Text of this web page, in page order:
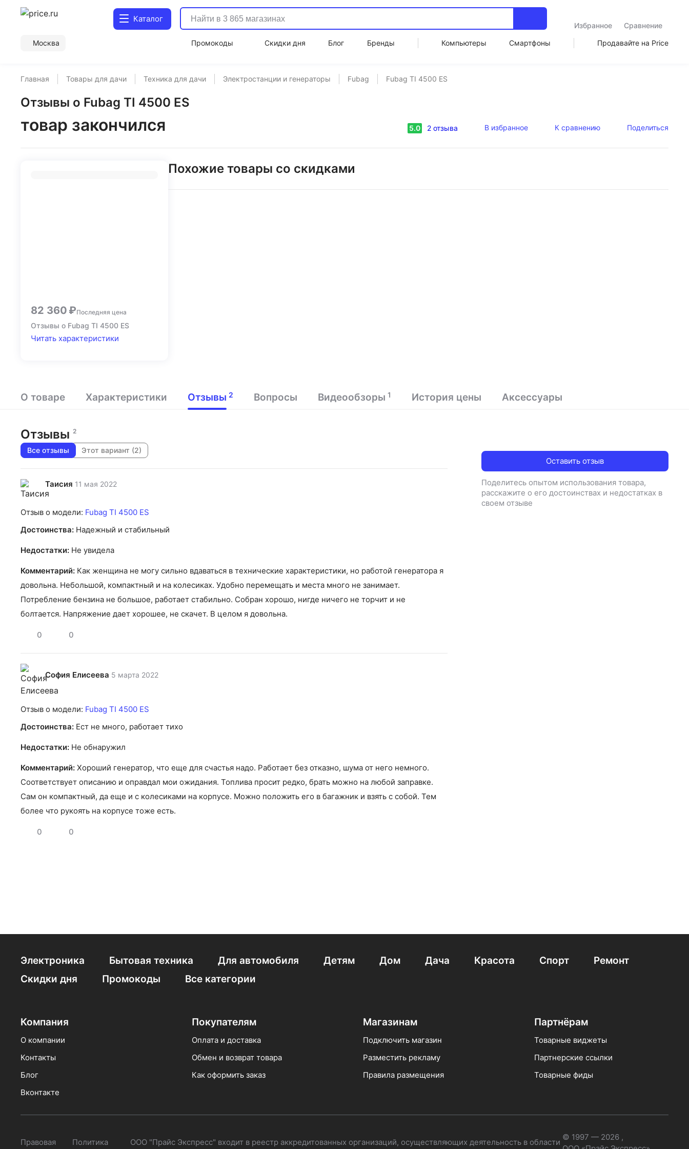
Каталог
Избранное
Сравнение
Москва
Промокоды Скидки дня Блог Бренды Компьютеры Смартфоны Продавайте на Price
Главная Товары для дачи Техника для дачи Электростанции и генераторы Fubag Fubag TI 4500 ES
Отзывы о Fubag TI 4500 ES
товар закончился 5.0 2 отзыва В избранное К сравнению Поделиться
82 360 ₽Последняя цена
Отзывы о Fubag TI 4500 ES
Читать характеристики
Похожие товары со скидками
О товаре Характеристики Отзывы 2 Вопросы Видеообзоры 1 История цены Аксессуары
Отзывы 2
Все отзывы Этот вариант (2)
Таисия 11 мая 2022
Отзыв о модели: Fubag TI 4500 ES
Достоинства: Надежный и стабильный
Недостатки: Не увидела
Комментарий: Как женщина не могу сильно вдаваться в технические характеристики, но работой генератора я
довольна. Небольшой, компактный и на колесиках. Удобно перемещать и места много не занимает.
Потребление бензина не большое, работает стабильно. Собран хорошо, нигде ничего не торчит и не
болтается. Напряжение дает хорошее, не скачет. В целом я довольна.
0 0
София Елисеева 5 марта 2022
Отзыв о модели: Fubag TI 4500 ES
Достоинства: Ест не много, работает тихо
Недостатки: Не обнаружил
Комментарий: Хороший генератор, что еще для счастья надо. Работает без отказно, шума от него немного.
Соответствует описанию и оправдал мои ожидания. Топлива просит редко, брать можно на любой заправке.
Сам он компактный, да еще и с колесиками на корпусе. Можно положить его в багажник и взять с собой. Тем
более что рукоять на корпусе тоже есть.
0 0
Оставить отзыв
Поделитесь опытом использования товара,
расскажите о его достоинствах и недостатках в
своем отзыве
Электроника Бытовая техника Для автомобиля Детям Дом Дача Красота Спорт
Ремонт
Скидки дня
Промокоды Все категории
Компания
О компании
Контакты
Блог
Вконтакте
Покупателям
Оплата и доставка
Обмен и возврат товара
Как оформить заказ
Магазинам
Подключить магазин
Разместить рекламу
Правила размещения
Партнёрам
Товарные виджеты
Партнерские ссылки
Товарные фиды
Правовая
Политика
ООО "Прайс Экспресс" входит в реестр аккредитованных организаций, осуществляющих деятельность в области
© 1997 — 2026 ,